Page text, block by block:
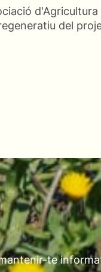
del
te